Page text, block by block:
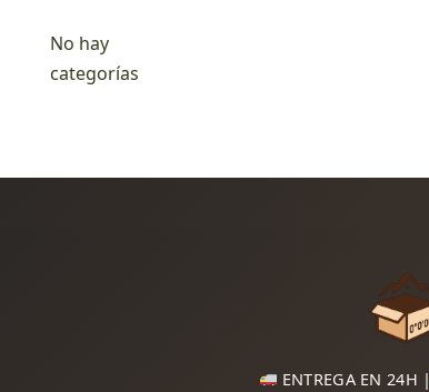
No hay
categorías
ENTREGA EN 24H |